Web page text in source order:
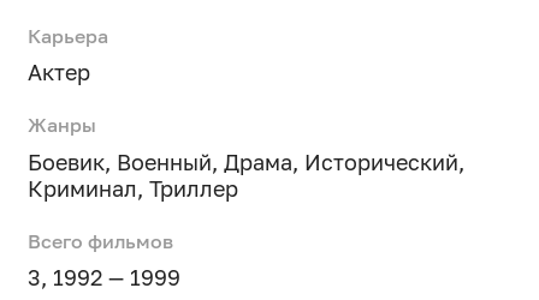
Карьера
Актер
Жанры
Боевик, Военный, Драма, Исторический,
Криминал, Триллер
Всего фильмов
3, 1992 — 1999